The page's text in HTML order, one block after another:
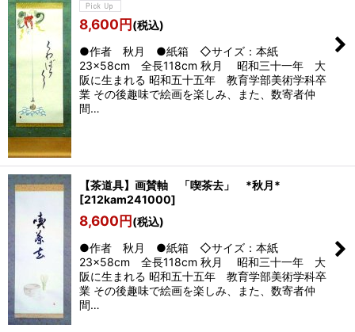
8,600円(税込)
●作者 秋月 ●紙箱 ◇サイズ：本紙
23×58cm 全長118cm 秋月 昭和三十一年 大
阪に生まれる 昭和五十五年 教育学部美術学科卒
業 その後趣味で絵画を楽しみ、また、数寄者仲
間…
【茶道具】画賛軸 「喫茶去」 *秋月*
[212kam241000]
8,600円(税込)
●作者 秋月 ●紙箱 ◇サイズ：本紙
23×58cm 全長118cm 秋月 昭和三十一年 大
阪に生まれる 昭和五十五年 教育学部美術学科卒
業 その後趣味で絵画を楽しみ、また、数寄者仲
間…